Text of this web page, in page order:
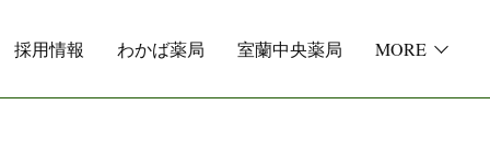
採用情報 わかば薬局 室蘭中央薬局 MORE